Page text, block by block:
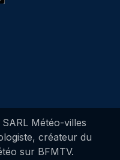
SARL Météo-villes
créateur du
sur BFMTV.